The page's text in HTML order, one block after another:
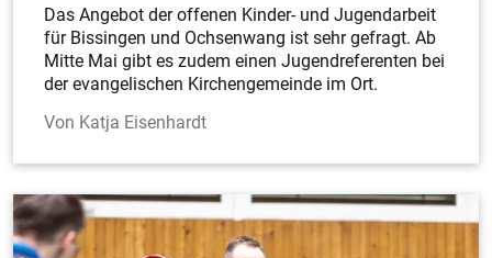
Das Angebot der offenen Kinder- und Jugendarbeit
für Bissingen und Ochsenwang ist sehr gefragt. Ab
Mitte Mai gibt es zudem einen Jugendreferenten bei
der evangelischen Kirchengemeinde im Ort.
Katja Eisenhardt